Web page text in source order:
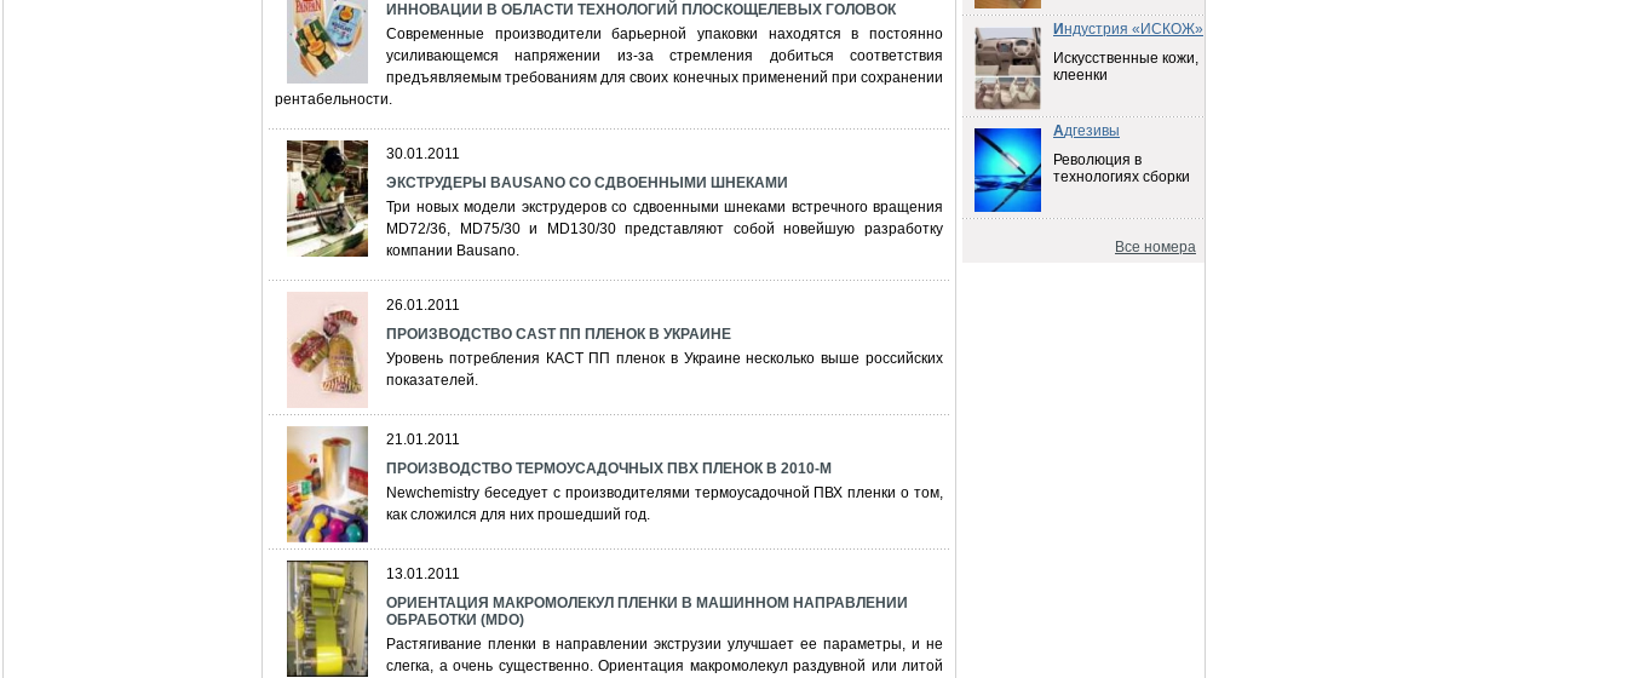
ИННОВАЦИИ В ОБЛАСТИ ТЕХНОЛОГИЙ ПЛОСКОЩЕЛЕВЫХ ГОЛОВОК
Современные производители барьерной упаковки находятся в постоянно
усиливающемся напряжении из-за стремления добиться соответствия
предъявляемым требованиям для своих конечных применений при сохранении
рентабельности.
30.01.2011
ЭКСТРУДЕРЫ BAUSANO СО СДВОЕННЫМИ ШНЕКАМИ
Три новых модели экструдеров со сдвоенными шнеками встречного вращения
MD72/36, MD75/30 и MD130/30 представляют собой новейшую разработку
компании Bausano.
26.01.2011
ПРОИЗВОДСТВО CAST ПП ПЛЕНОК В УКРАИНЕ
Уровень потребления КАСТ ПП пленок в Украине несколько выше российских
показателей.
21.01.2011
ПРОИЗВОДСТВО ТЕРМОУСАДОЧНЫХ ПВХ ПЛЕНОК В 2010-М
Newchemistry беседует с производителями термоусадочной ПВХ пленки о том,
как сложился для них прошедший год.
13.01.2011
ОРИЕНТАЦИЯ МАКРОМОЛЕКУЛ ПЛЕНКИ В МАШИННОМ НАПРАВЛЕНИИ
ОБРАБОТКИ (MDO)
Растягивание пленки в направлении экструзии улучшает ее параметры, и не
слегка, а очень существенно. Ориентация макромолекул раздувной или литой
Индустрия «ИСКОЖ»
Искусственные кожи,
клеенки
Адгезивы
Революция в
технологиях сборки
Все номера